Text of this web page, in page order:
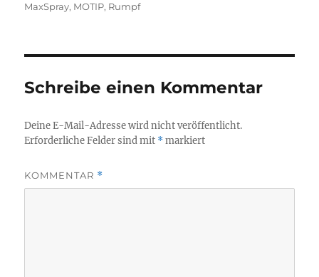
MaxSpray, MOTIP, Rumpf
Schreibe einen Kommentar
Deine E-Mail-Adresse wird nicht veröffentlicht.
Erforderliche Felder sind mit *markiert
KOMMENTAR *